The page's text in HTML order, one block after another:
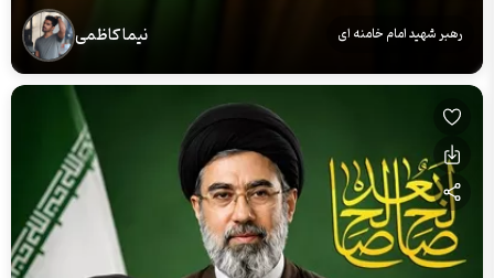
رهبر شهید امام خامنه ای نیما کاظمی